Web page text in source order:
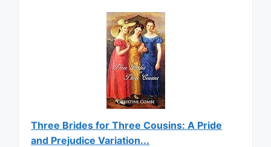
Three Brides for Three Cousins: A Pride
and Prejudice Variation...